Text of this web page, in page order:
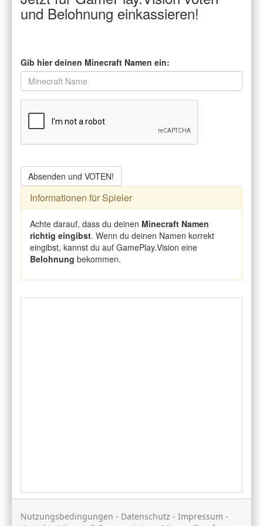
und Belohnung einkassieren!
Gib hier deinen Minecraft Namen ein:
Absenden und VOTEN!
Informationen für Spieler
Achte darauf, dass du deinen Minecraft Namen
richtig eingibst. Wenn du deinen Namen korrekt
eingibst, kannst du auf GamePlay.Vision eine
Belohnung bekommen.
Nutzungsbedingungen - Datenschutz - Impressum -